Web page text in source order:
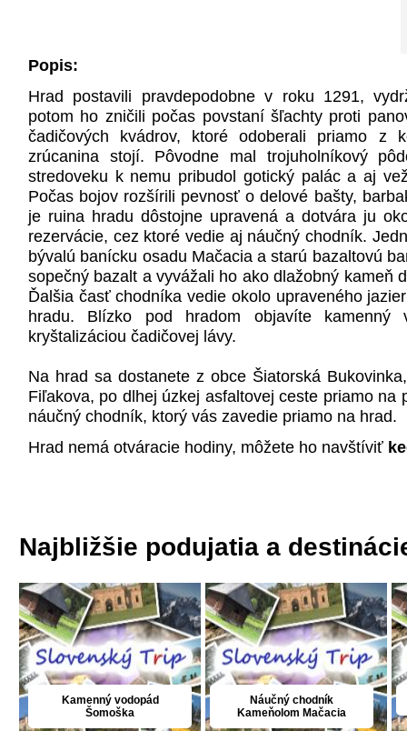
Popis:
Hrad postavili pravdepodobne v roku 1291,
potom ho zničili počas povstaní šľachty proti
čadičových kvádrov, ktoré odoberali priamo z
zrúcanina stojí. Pôvodne mal trojuholníkový
stredoveku k nemu pribudol gotický palác a aj
Počas bojov rozšírili pevnosť o delové bašty,
je ruina hradu dôstojne upravená a dotvára ju
rezervácie, cez ktoré vedie aj náučný chodník.
bývalú banícku osadu Mačacia a starú bazaltovú
sopečný bazalt a vyvážali ho ako dlažobný kameň
Ďalšia časť chodníka vedie okolo upraveného
hradu. Blízko pod hradom objavíte kamenný
kryštalizáciou čadičovej lávy.
Na hrad sa dostanete z obce Šiatorská
Fiľakova, po dlhej úzkej asfaltovej ceste priamo na
náučný chodník, ktorý vás zavedie priamo na hrad.
Hrad nemá otváracie hodiny, môžete ho navštíviť
Najbližšie podujatia a
Kamenný vodopád
Šomoška
Náučný chodník
Kameňolom Mačacia